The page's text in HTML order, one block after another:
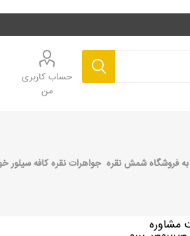
حساب کاربری
من
به فروشگاه شمش نقره جواهرات نقره کافه سیلور
مشاوره